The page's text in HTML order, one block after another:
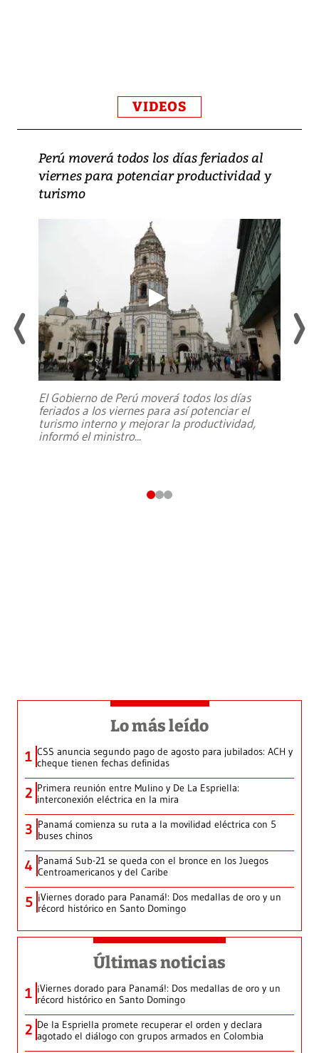
VIDEOS
Perú moverá todos los días feriados al
viernes para potenciar productividad y
turismo
El Gobierno de Perú moverá todos los días
feriados a los viernes para así potenciar el
turismo interno y mejorar la productividad,
informó el ministro...
Lo más leído
1 CSS anuncia segundo pago de agosto para jubilados: ACH y
cheque tienen fechas definidas
2 Primera reunión entre Mulino y De La Espriella:
interconexión eléctrica en la mira
3 Panamá comienza su ruta a la movilidad eléctrica con 5
buses chinos
4 Panamá Sub-21 se queda con el bronce en los Juegos
Centroamericanos y del Caribe
5 ¡Viernes dorado para Panamá!: Dos medallas de oro y un
récord histórico en Santo Domingo
Últimas noticias
1 ¡Viernes dorado para Panamá!: Dos medallas de oro y un
récord histórico en Santo Domingo
2 De la Espriella promete recuperar el orden y declara
agotado el diálogo con grupos armados en Colombia